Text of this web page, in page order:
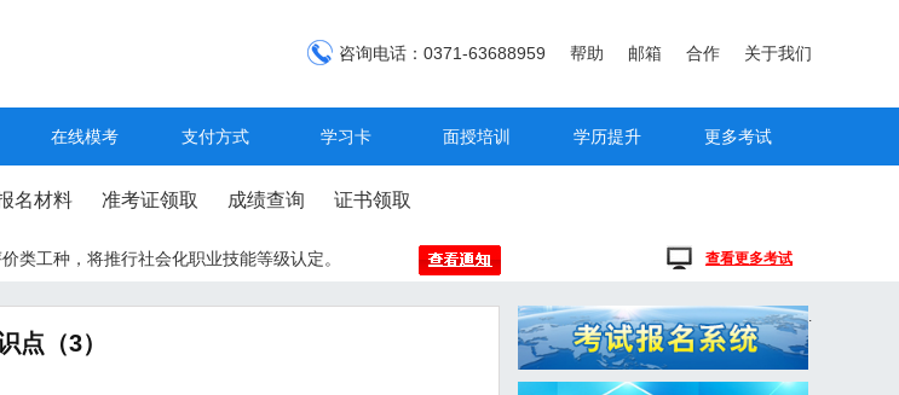
关于我们
合作
邮箱
帮助
咨询电话：0371-63688959
在线模考 支付方式 学习卡 面授培训 学历提升 更多考试
名材料 准考证领取 成绩查询 证书领取
类工种，将推行社会化职业技能等级认定。 查看更多考试
点（3）
.